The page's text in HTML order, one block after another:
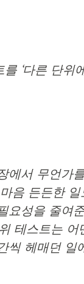
를 ‘다른 단위
에서 무언가
음 든든한
요성을 줄여
테스트는
씩 헤매던 일